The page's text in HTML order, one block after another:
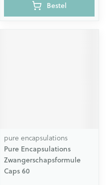
Bestel
pure encapsulations
Pure Encapsulations
Zwangerschapsformule
Caps 60